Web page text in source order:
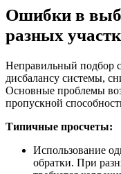
Ошибки в
разных
Неправильный подбор
дисбалансу системы,
Основные проблемы
пропускной
Типичные просчеты:
Использование
обратки. При